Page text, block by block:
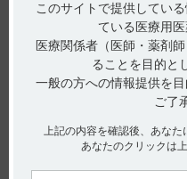
【エラスチーム】
効能又は効果について教え
電子添文には、効能又は効
4．効能又は効果
このサイトで提供してい
ている医療用
医療関係者（医師・薬剤
ることを目的と
一般の方への情報提供を
ご了
上記の内容を確認後、あなた
あなたのクリックは